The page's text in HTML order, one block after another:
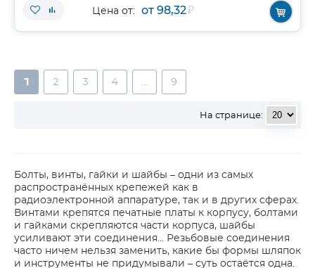
Цена от: от 98,32₽
1 2 3 4 ... 9
На странице:
Болты, винты, гайки и шайбы – одни из самых
распространённых крепежей как в
радиоэлектронной аппаратуре, так и в других сферах.
Винтами крепятся печатные платы к корпусу, болтами
и гайками скрепляются части корпуса, шайбы
усиливают эти соединения... Резьбовые соединения
часто ничем нельзя заменить, какие бы формы шляпок
и инструменты не придумывали – суть остаётся одна.